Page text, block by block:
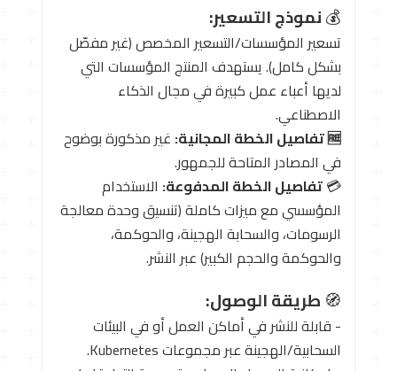
💰نموذج التسعير:
تسعير المؤسسات/التسعير المخصص (غير مفصّل
بشكل كامل). يستهدف المنتج المؤسسات التي
لديها أعباء عمل كبيرة في مجال الذكاء
الاصطناعي.
🆓 تفاصيل الخطة المجانية:
غير مذكورة بوضوح
في المصادر المتاحة للجمهور.
💳تفاصيل الخطة المدفوعة: الاستخدام
المؤسسي مع ميزات كاملة (تنسيق وحدة معالجة
الرسومات، والسحابة الهجينة، والحوكمة،
والحوكمة والحجم الكبير) عبر النشر.
🧭 طريقة الوصول:
- قابلة للنشر في أماكن العمل أو في البيئات
السحابية/الهجينة عبر مجموعات Kubernetes.